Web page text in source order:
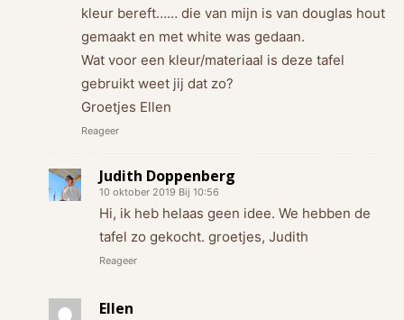
kleur bereft…… die van mijn is van douglas hout
gemaakt en met white was gedaan.
Wat voor een kleur/materiaal is deze tafel
gebruikt weet jij dat zo?
Groetjes Ellen
Reageer
Judith Doppenberg
10 oktober 2019 Bij 10:56
Hi, ik heb helaas geen idee. We hebben de
tafel zo gekocht. groetjes, Judith
Reageer
Ellen